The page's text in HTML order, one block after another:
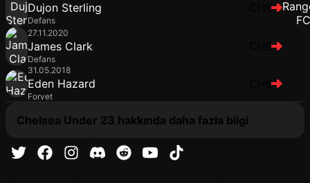
Dujon Sterling
Defans
CHE
27.11.2020
James Clark
Defans
CHE
31.05.2018
Eden Hazard
Forvet
CHE
Chelsea Under 23 hakkında daha fazla bilgi